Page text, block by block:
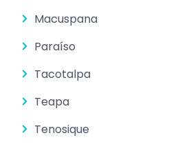
Macuspana
Paraíso
Tacotalpa
Teapa
Tenosique